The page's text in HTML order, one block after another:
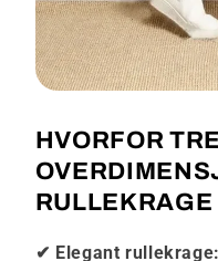
HVORFOR
✔ Elegant rullekrage: